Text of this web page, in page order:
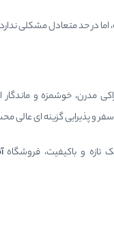
در حد متعادل مشکلی
مدرن، خوشمزه و
و پذیرایی گزینه ای
تازه و باکیفیت، فروشگاه